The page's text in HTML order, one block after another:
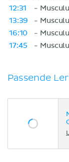
12:31
-
13:39
-
16:10
-
17:45
-
Passende